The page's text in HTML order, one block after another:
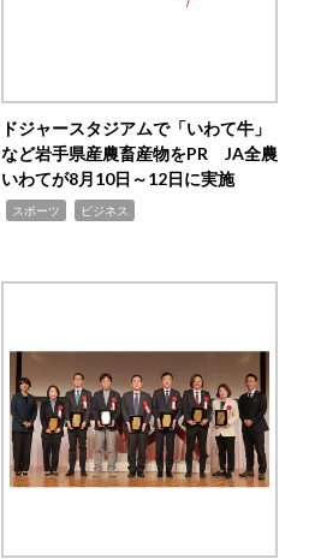
ドジャースタジアムで「いわて牛」
など岩手県産農畜産物をPR JA全農
いわてが8月10日～12日に実施
スポーツ ビジネス